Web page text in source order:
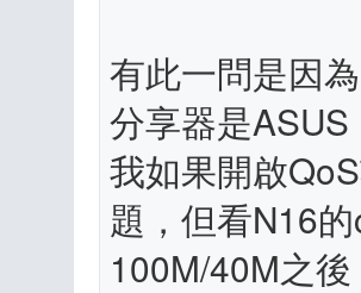
有此一問是因
分享器是
我如果開啟
題，但看N16
100M/40M之